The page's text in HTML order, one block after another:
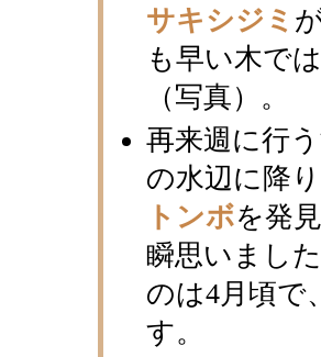
サキシジミ
も早い木で
（写真）。
再来週に行
の水辺に降
トンボを発
瞬思いまし
のは4月頃で
す。